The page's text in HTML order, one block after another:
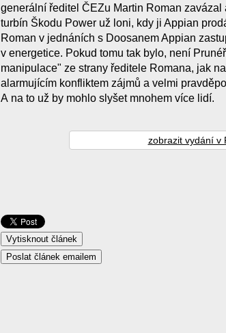
generální ředitel ČEZu Martin Roman
turbín Škodu Power už loni, kdy ji Appian
Roman v jednáních s Doosanem Appian
v energetice. Pokud tomu tak bylo, není
manipulace" ze strany ředitele Romana, jak
alarmujícím konfliktem zájmů a velmi
A na to už by mohlo slyšet mnohem více lidí.
zobrazit vydání v